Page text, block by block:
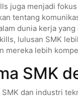
juga menjadi
tentang
dunia kerja
lulusan SMK
mereka lebih
SMK
SMK dan industri